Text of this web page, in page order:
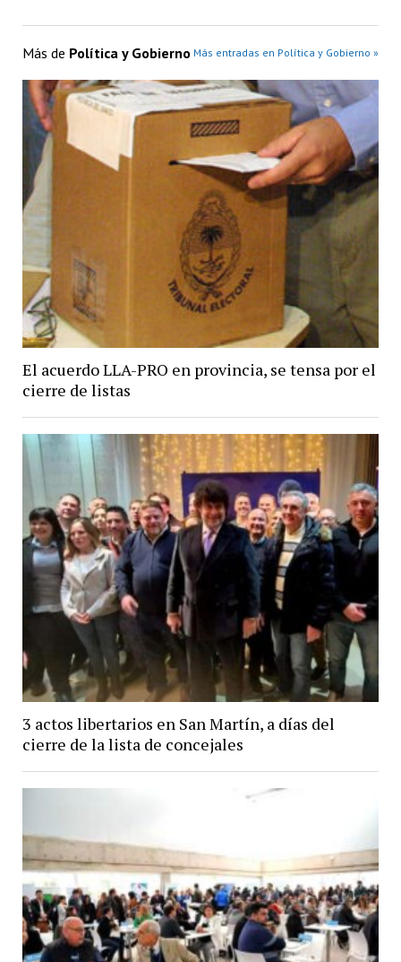
Más de Política y Gobierno Más entradas en Política y Gobierno »
El acuerdo LLA-PRO en provincia, se tensa por el
cierre de listas
3 actos libertarios en San Martín, a días del
cierre de la lista de concejales